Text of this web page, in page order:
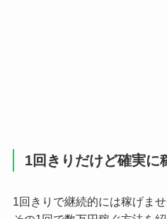
1回きりだけど確実に
1回きりで継続的には稼げませ